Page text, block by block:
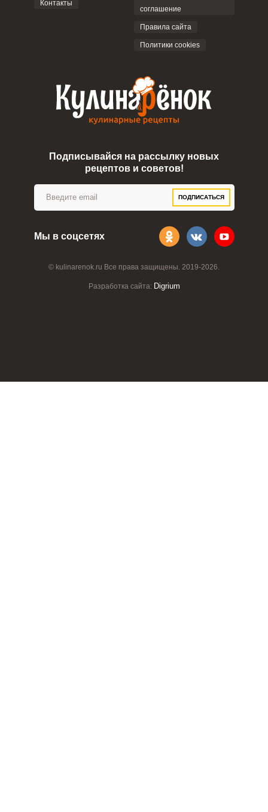
© kulinarenok.ru Все права защищены. 2019-2026.
Разработка сайта: Digrium
Контакты
соглашение
Правила сайта
Политики cookies
Подписывайся на рассылку новых
рецептов и советов!
ПОДПИСАТЬСЯ
Мы в соцсетях
ВХОД
ЕЩЕ НЕ ЗАРЕГИСТРИРОВАННЫ?